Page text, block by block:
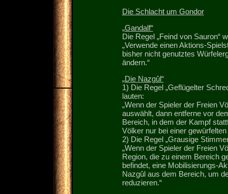
Die Schlacht um Gondor
„Gandalf“
Die Regel „Feind von Sauron“
„Verwende einen Aktions-
bisher nicht genutztes
ändern.“
„Die Nazgûl“
1) Die Regel „Geflügelter
lauten:
„Wenn der Spieler der Freien
auswählt, dann entferne vor
Bereich, in dem der Kampf
Völker nur bei einer
2) Die Regel „Grausige
„Wenn der Spieler der Freien
Region, die zu einem Bereich
befindet, eine Mobilisierungs-
Nazgûl aus dem Bereich, um
reduzieren.“